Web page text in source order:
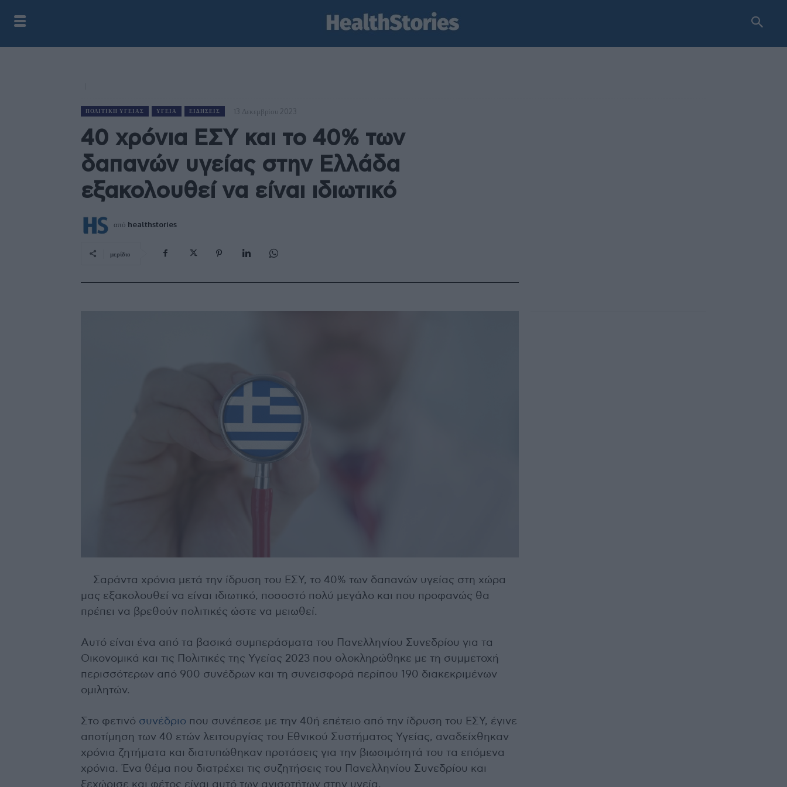
ΠΟΛΙΤΙΚΉ ΥΓΕΊΑΣ ΥΓΕΊΑ ΕΙΔΉΣΕΙΣ 13 Δεκεμβρίου 2023
40 χρόνια ΕΣΥ και το 40% των
δαπανών υγείας στην Ελλάδα
εξακολουθεί να είναι ιδιωτικό
από healthstories
μερίδιο
Σαράντα χρόνια μετά την ίδρυση του ΕΣΥ, το 40% των δαπανών υγείας στη χώρα
μας εξακολουθεί να είναι ιδιωτικό, ποσοστό πολύ μεγάλο και που προφανώς θα
πρέπει να βρεθούν πολιτικές ώστε να μειωθεί.
Αυτό είναι ένα από τα βασικά συμπεράσματα του Πανελληνίου Συνεδρίου για τα
Οικονομικά και τις Πολιτικές της Υγείας 2023 που ολοκληρώθηκε με τη συμμετοχή
περισσότερων από 900 συνέδρων και τη συνεισφορά περίπου 190 διακεκριμένων
ομιλητών.
Στο φετινό συνέδριο που συνέπεσε με την 40ή επέτειο από την ίδρυση του ΕΣΥ, έγινε
αποτίμηση των 40 ετών λειτουργίας του Εθνικού Συστήματος Υγείας, αναδείχθηκαν
χρόνια ζητήματα και διατυπώθηκαν προτάσεις για την βιωσιμότητά του τα επόμενα
χρόνια. Ένα θέμα που διατρέχει τις συζητήσεις του Πανελληνίου Συνεδρίου και
ξεχώρισε και φέτος είναι αυτό των ανισοτήτων στην υγεία.